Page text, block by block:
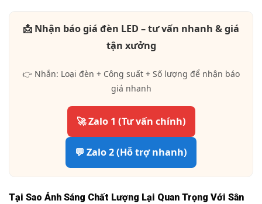
📩 Nhận báo giá đèn LED – tư vấn nhanh & giá
tận xưởng
👉 Nhắn: Loại đèn + Công suất + Số lượng để nhận báo
giá nhanh
🚀 Zalo 1 (Tư vấn chính)
💬 Zalo 2 (Hỗ trợ nhanh)
Tại Sao Ánh Sáng Chất Lượng Lại Quan Trọng Với Sân